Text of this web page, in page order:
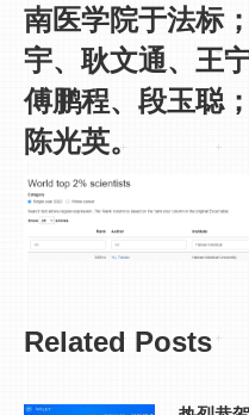
南医学院于法标
宇、耿文通、王
傅鹏程、段玉聪
陈光英。
Related Posts